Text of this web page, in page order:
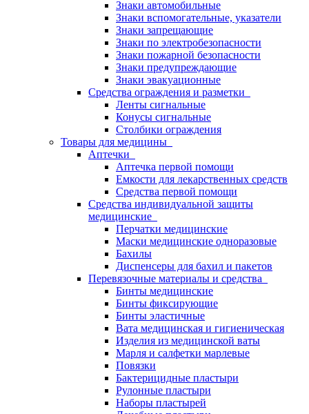
Знаки автомобильные
Знаки вспомогательные, указатели
Знаки запрещающие
Знаки по электробезопасности
Знаки пожарной безопасности
Знаки предупреждающие
Знаки эвакуационные
Средства ограждения и разметки
Ленты сигнальные
Конусы сигнальные
Столбики ограждения
Товары для медицины
Аптечки
Аптечка первой помощи
Емкости для лекарственных средств
Средства первой помощи
Средства индивидуальной защиты
медицинские
Перчатки медицинские
Маски медицинские одноразовые
Бахилы
Диспенсеры для бахил и пакетов
Перевязочные материалы и средства
Бинты медицинские
Бинты фиксирующие
Бинты эластичные
Вата медицинская и гигиеническая
Изделия из медицинской ваты
Марля и салфетки марлевые
Повязки
Бактерицидные пластыри
Рулонные пластыри
Наборы пластырей